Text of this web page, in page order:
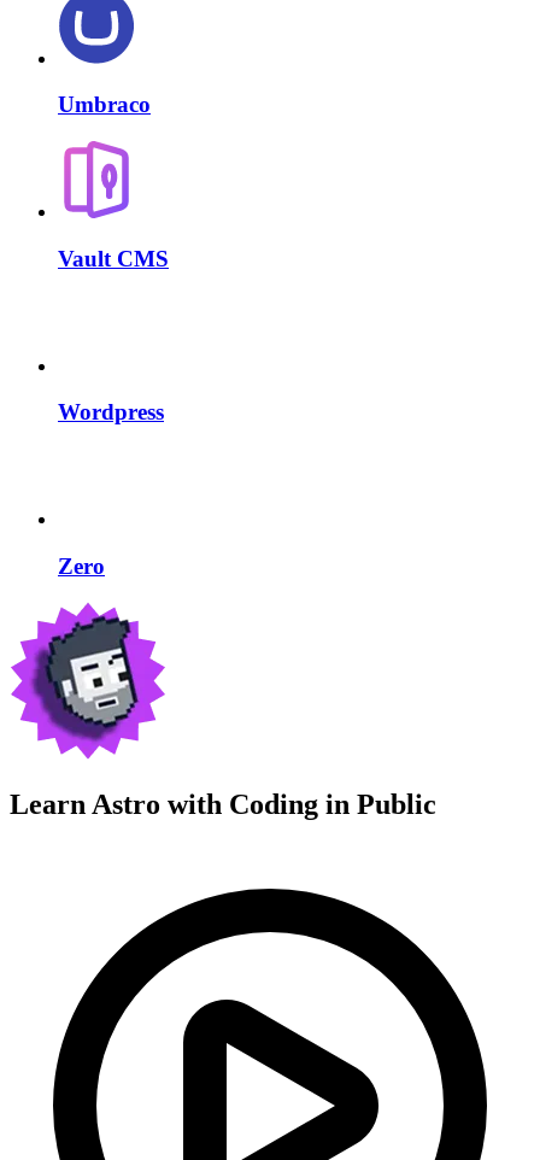
Umbraco
Vault CMS
Wordpress
Zero
Learn Astro with Coding in Public